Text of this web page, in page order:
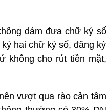
dám đưa chữ ký số
hai chữ ký số, đăng ký
không cho rút tiền mặt,
vượt qua rào cản tâm